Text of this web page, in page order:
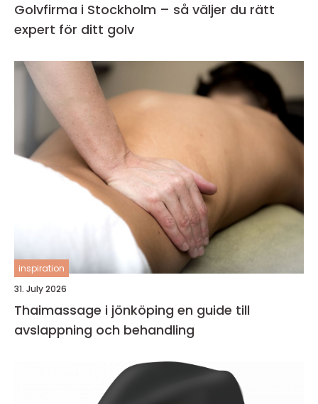
Golvfirma i Stockholm – så väljer du rätt
expert för ditt golv
inspiration
31. July 2026
Thaimassage i jönköping en guide till
avslappning och behandling